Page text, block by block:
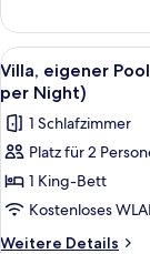
Resort
credit
per
Night)
anzeigen
eigener
Pool
(THB
2,000
Net
Resort
credit
Night)
Alle
Fotos
für
Villa,
eigener
Pool,
Meerblick
(THB
5
Villa, eigener
per Night)
1 Schlafzimmer
Platz für 2
1 King-Bett
Kostenloses
Weitere Details
Weitere